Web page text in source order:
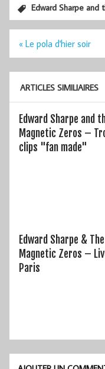
Edward Sharpe and
Navigation
l’article
« Le pola d'hier soir
ARTICLES SIMILIAIRES
Edward Sharpe and
Magnetic Zeros –
clips "fan made"
Edward Sharpe & The
Magnetic Zeros –
Paris